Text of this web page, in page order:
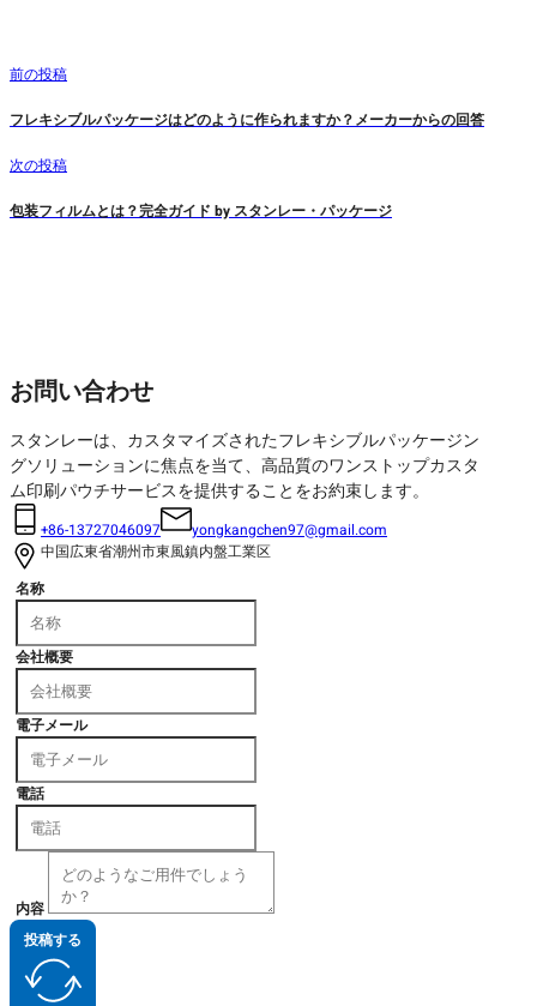
前の投稿
フレキシブルパッケージはどのように作られますか？メーカーからの回答
次の投稿
包装フィルムとは？完全ガイド by スタンレー・パッケージ
お問い合わせ
スタンレーは、カスタマイズされたフレキシブルパッケージン
グソリューションに焦点を当て、高品質のワンストップカスタ
ム印刷パウチサービスを提供することをお約束します。
+86-13727046097
yongkangchen97@gmail.com
中国広東省潮州市東風鎮内盤工業区
名称
会社概要
電子メール
電話
内容
投稿する